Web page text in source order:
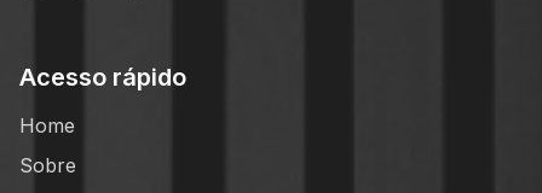
Acesso rápido
Home
Sobre